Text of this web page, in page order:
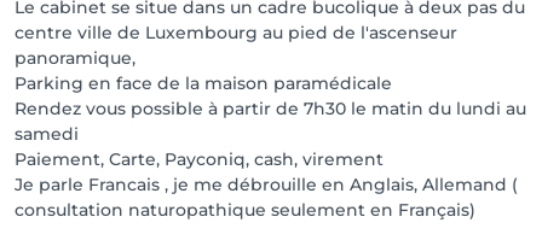
et mérite une approche personnalisée pour
atteindre une santé optimale. ( moxibustion,
ventouses thérapie, auriculotherapie ,cataplasmes  )
Chez Serendip, nous ne nous contentons pas de vous
aider à vous sentir mieux, nous vous aidons à mieux
vivre. Prenez rendez-vous avec nous aujourd'hui et
découvrez comment nous pouvons vous aider à
Le cabinet se situe dans un cadre bucolique à deux pas du
centre ville de Luxembourg au pied de l'ascenseur
panoramique,
Parking en face de la maison paramédicale
Rendez vous possible à partir de 7h30 le matin du lundi au
samedi
Paiement, Carte, Payconiq, cash, virement
Je parle Francais , je me débrouille en Anglais, Allemand (
consultation naturopathique seulement en Français)